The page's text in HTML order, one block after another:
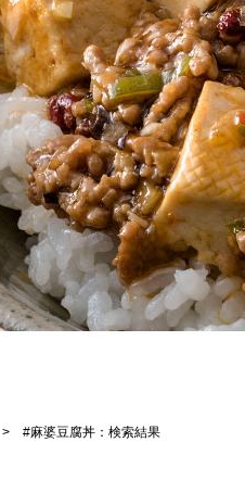
#麻婆豆腐丼：検索結果